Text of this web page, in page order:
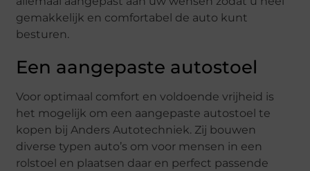
gemakkelijk en comfortabel de auto kunt
besturen.
Een aangepaste autostoel
Voor optimaal comfort en voldoende vrijheid is
het mogelijk om een aangepaste autostoel te
kopen bij Anders Autotechniek. Zij bouwen
diverse typen auto’s om voor mensen in een
rolstoel en plaatsen daar en perfect passende